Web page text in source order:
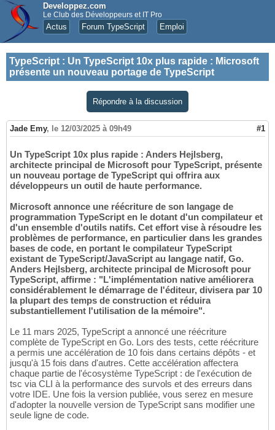
Developpez.com
Le Club des Développeurs et IT Pro
Actus Forum TypeScript Emploi
TypeScript : Un TypeScript 10x plus rapide : Microsoft
présente un nouveau portage de TypeScript
Répondre à la discussion
Jade Emy, le 12/03/2025 à 09h49 #1
Un TypeScript 10x plus rapide : Anders Hejlsberg,
architecte principal de Microsoft pour TypeScript, présente
un nouveau portage de TypeScript qui offrira aux
développeurs un outil de haute performance.
Microsoft annonce une réécriture de son langage de
programmation TypeScript en le dotant d'un compilateur et
d'un ensemble d'outils natifs. Cet effort vise à résoudre les
problèmes de performance, en particulier dans les grandes
bases de code, en portant le compilateur TypeScript
existant de TypeScript/JavaScript au langage natif, Go.
Anders Hejlsberg, architecte principal de Microsoft pour
TypeScript, affirme : "L'implémentation native améliorera
considérablement le démarrage de l'éditeur, divisera par 10
la plupart des temps de construction et réduira
substantiellement l'utilisation de la mémoire".
Le 11 mars 2025, TypeScript a annoncé une réécriture
complète de TypeScript en Go. Lors des tests, cette réécriture
a permis une accélération de 10 fois dans certains dépôts - et
jusqu'à 15 fois dans d'autres. Cette accélération affectera
chaque partie de l'écosystème TypeScript : de l'exécution de
tsc via CLI à la performance des survols et des erreurs dans
votre IDE. Une fois la version publiée, vous serez en mesure
d'adopter la nouvelle version de TypeScript sans modifier une
seule ligne de code.